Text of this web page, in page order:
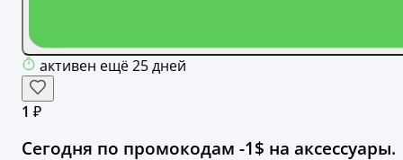
активен ещё 25 дней
1 ₽
Сегодня по промокодам -1$ на аксессуары.